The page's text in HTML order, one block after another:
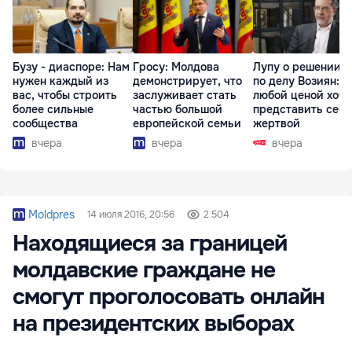
Бузу - диаспоре: Нам
нужен каждый из
вас, чтобы строить
более сильные
сообщества
вчера
Гросу: Молдова
демонстрирует, что
заслуживает стать
частью большой
европейской семьи
вчера
Лупу о решении
по делу Возиян:
любой ценой
представить себя
жертвой
вчера
Moldpres 14 июля 2016, 20:56 2 504
Находящиеся за границей
молдавские граждане не
смогут проголосовать онлайн
на президентских выборах